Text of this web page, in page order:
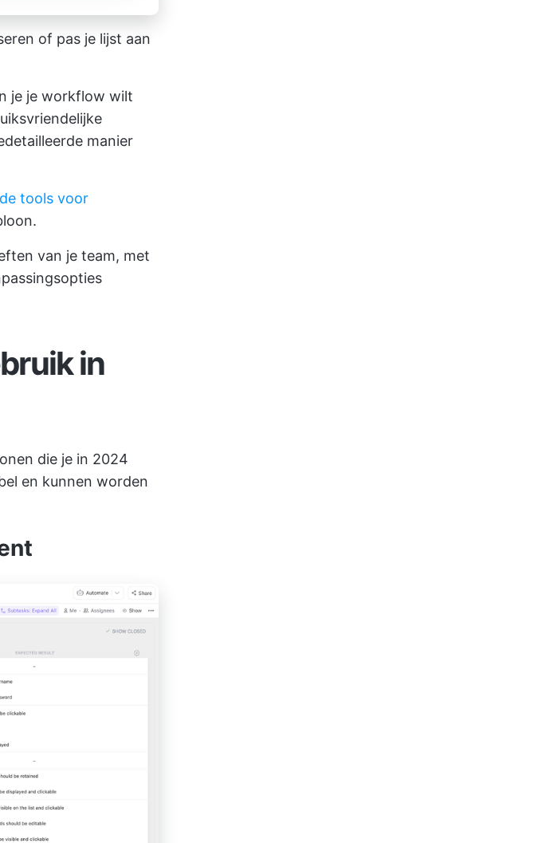
of pas je lijst aan
je je workflow wilt
manier
tools voor
van je team, met
in
die je in 2024
en kunnen worden